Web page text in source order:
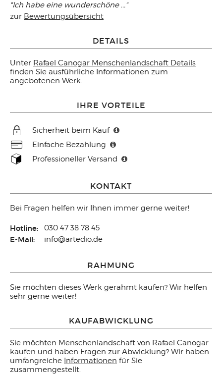
"Ich habe eine wunderschöne ..."
zur Bewertungsübersicht
DETAILS
Unter Rafael Canogar Menschenlandschaft Details
finden Sie ausführliche Informationen zum
angebotenen Werk.
IHRE VORTEILE
Sicherheit beim Kauf
Einfache Bezahlung
Professioneller Versand
KONTAKT
Bei Fragen helfen wir Ihnen immer gerne weiter!
Hotline: 030 47 38 78 45
E-Mail: info@artedio.de
RAHMUNG
Sie möchten dieses Werk gerahmt kaufen? Wir helfen
sehr gerne weiter!
KAUFABWICKLUNG
Sie möchten Menschenlandschaft von Rafael Canogar
kaufen und haben Fragen zur Abwicklung? Wir haben
umfangreiche Informationen für Sie
zusammengestellt.